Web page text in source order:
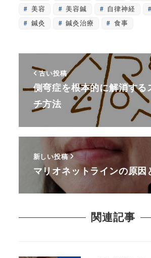
美容 美容鍼 自律神経
鍼灸
鍼灸治療 食事
古い投稿
側弯症を根本的に解消する
チ方法
新しい投稿
マリオネットラインの原因
関連記事